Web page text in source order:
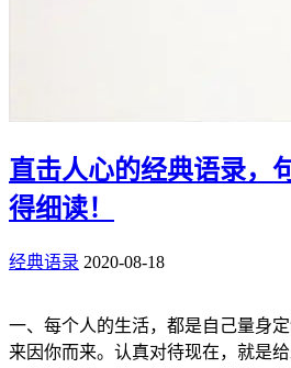
直击人心的经典语录，
得细读！
经典语录 2020-08-18
一、每个人的生活，都是自己量身
来因你而来。认真对待现在，就是